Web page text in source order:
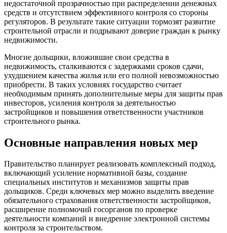
недостаточной прозрачностью при распределении денежных
средств и отсутствием эффективного контроля со стороны
регуляторов. В результате такие ситуации тормозят развитие
строительной отрасли и подрывают доверие граждан к рынку
недвижимости.
Многие дольщики, вложившие свои средства в
недвижимость, сталкиваются с задержками сроков сдачи,
ухудшением качества жилья или его полной невозможностью
приобрести. В таких условиях государство считает
необходимым принять дополнительные меры для защиты прав
инвесторов, усиления контроля за деятельностью
застройщиков и повышения ответственности участников
строительного рынка.
Основные направления новых мер
Правительство планирует реализовать комплексный подход,
включающий усиление нормативной базы, создание
специальных институтов и механизмов защиты прав
дольщиков. Среди ключевых мер можно выделить введение
обязательного страхования ответственности застройщиков,
расширение полномочий госорганов по проверке
деятельности компаний и внедрение электронной системы
контроля за строительством.